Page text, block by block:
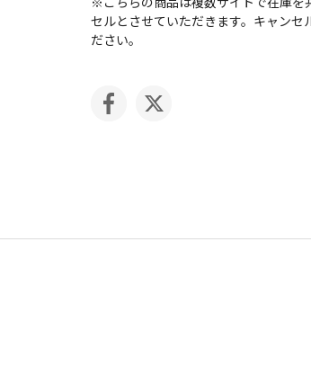
セルとさせていただきます。キャンセ
ださい。